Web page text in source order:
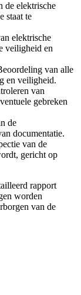
de elektrische
staat te
elektrische
veiligheid en
van alle
en veiligheid.
van
gebreken
de
documentatie.
van de
gericht op
rapport
worden
van de